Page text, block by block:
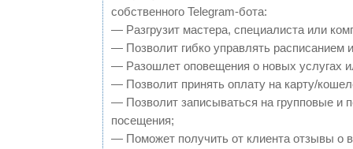
собственного Telegram-бота:
— Разгрузит мастера, специалиста или
— Позволит гибко управлять расписанием и
— Разошлет оповещения о новых услугах
— Позволит принять оплату на карту/
— Позволит записываться на групповые и
посещения;
— Поможет получить от клиента отзывы о